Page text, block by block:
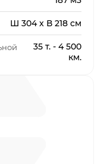
Ш 304 x В 218 см
35 т. - 4 500
км.